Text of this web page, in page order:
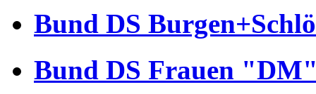
Bund DS
Bund DS Frauen